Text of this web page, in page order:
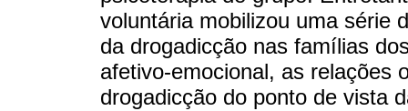
voluntária mobilizou uma série
da drogadicção nas famílias
afetivo-emocional, as relações
drogadicção do ponto de vista